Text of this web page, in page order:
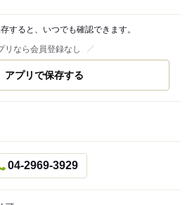
すると、いつでも確認できます。
リなら会員登録なし
アプリで保存する
04-2969-3929